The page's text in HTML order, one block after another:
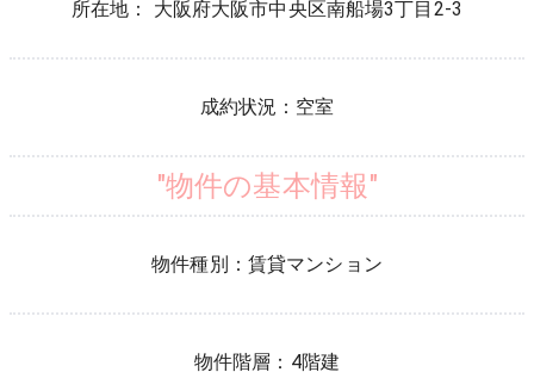
所在地： 大阪府大阪市中央区南船場3丁目 2-3
成約状況： 空室
"物件の基本情報"
物件種別： 賃貸マンション
物件階層： 4階建